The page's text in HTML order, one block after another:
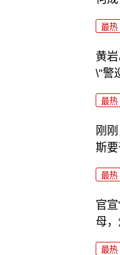
最热
黄
\"警
最热
刚
斯要
最热
官
母
最热